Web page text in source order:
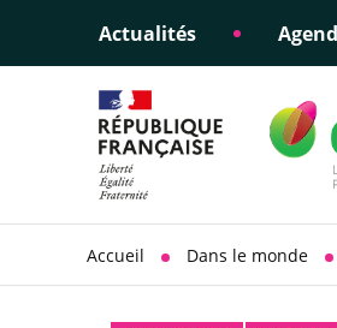
Actualités
Éclairer les
Engagements
Accueil Dans le monde